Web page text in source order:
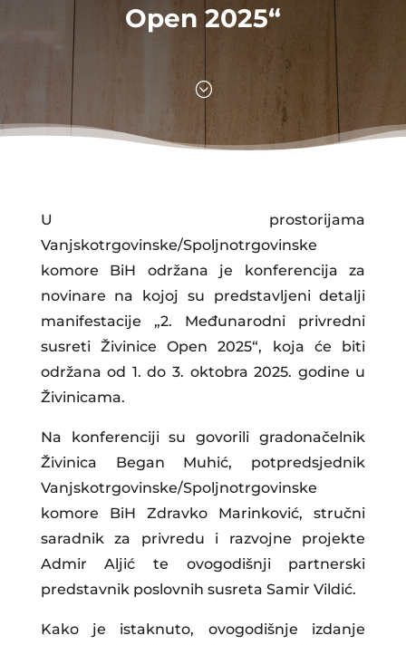
Open 2025“
;
U prostorijama
Vanjskotrgovinske/Spoljnotrgovinske
komore BiH održana je konferencija za
novinare na kojoj su predstavljeni detalji
manifestacije „2. Međunarodni privredni
susreti Živinice Open 2025“, koja će biti
održana od 1. do 3. oktobra 2025. godine u
Živinicama.
Na konferenciji su govorili gradonačelnik
Živinica Began Muhić, potpredsjednik
Vanjskotrgovinske/Spoljnotrgovinske
komore BiH Zdravko Marinković, stručni
saradnik za privredu i razvojne projekte
Admir Aljić te ovogodišnji partnerski
predstavnik poslovnih susreta Samir Vildić.
Kako je istaknuto, ovogodišnje izdanje